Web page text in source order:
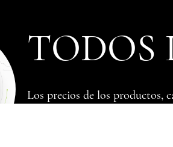
TODOS
Los precios de los productos,